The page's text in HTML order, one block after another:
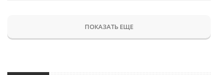
ПОКАЗАТЬ ЕЩЕ